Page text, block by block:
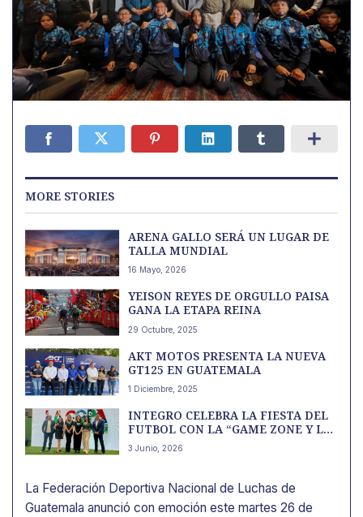
MORE STORIES
ARENA GALLO SERÁ UN LUGAR DE
TALLA MUNDIAL
16 Mayo, 2026
YEISON REYES DE ORGULLO PAISA
GANA LA ETAPA REINA
29 Octubre, 2025
AKT MOTOS PRESENTA LA NUEVA
GT125 EN GUATEMALA
1 Diciembre, 2025
INTEGRO CELEBRA LA FIESTA DEL
FUTBOL CON LA “GAME ZONE Y LA
TRIBUNA”
3 Junio, 2026
La Federación Deportiva Nacional de Luchas de
Guatemala anunció con emoción este martes 26 de